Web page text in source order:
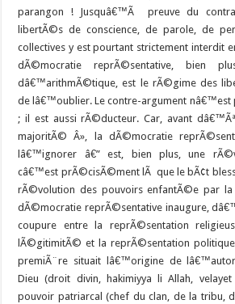
parangon ! Jusquâ€™Ã preuve du
libertÃ©s de conscience, de parole, de
collectives y est pourtant strictement interdit
dÃ©mocratie reprÃ©sentative, bien
dâ€™arithmÃ©tique, est le rÃ©gime des
de lâ€™oublier. Le contre-argument nâ€™est
; il est aussi rÃ©ducteur. Car, avant
majoritÃ© Â», la dÃ©mocratie
lâ€™ignorer â€” est, bien plus, une
câ€™est prÃ©cisÃ©ment lÃ que le bÃ¢t
rÃ©volution des pouvoirs enfantÃ©e par
dÃ©mocratie reprÃ©sentative inaugure,
coupure entre la reprÃ©sentation
lÃ©gitimitÃ© et la reprÃ©sentation
premiÃ¨re situait lâ€™origine de
Dieu (droit divin, hakimiyya li Allah,
pouvoir patriarcal (chef du clan, de la tribu,